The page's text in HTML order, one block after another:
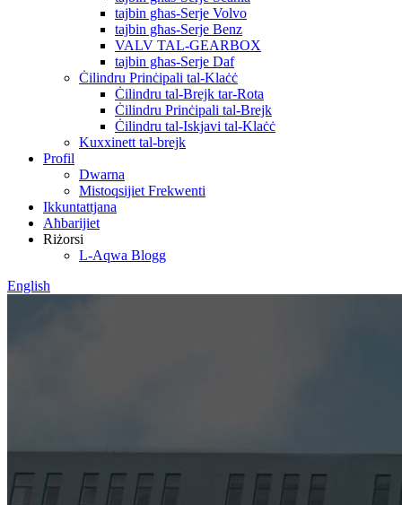
tajbin għas-Serje Volvo
tajbin għas-Serje Benz
VALV TAL-GEARBOX
tajbin għas-Serje Daf
Ċilindru Prinċipali tal-Klaċċ
Ċilindru tal-Brejk tar-Rota
Ċilindru Prinċipali tal-Brejk
Ċilindru tal-Iskjavi tal-Klaċċ
Kuxxinett tal-brejk
Profil
Dwarna
Mistoqsijiet Frekwenti
Ikkuntattjana
Aħbarijiet
Riżorsi
L-Aqwa Blogg
English